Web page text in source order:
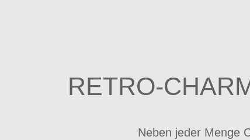
RETRO-
Neben jeder Menge